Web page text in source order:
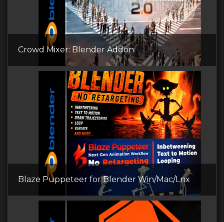
Crowd Mixer: Blender Addon
Blaze Puppeteer for Blender Win/Mac/Lnx